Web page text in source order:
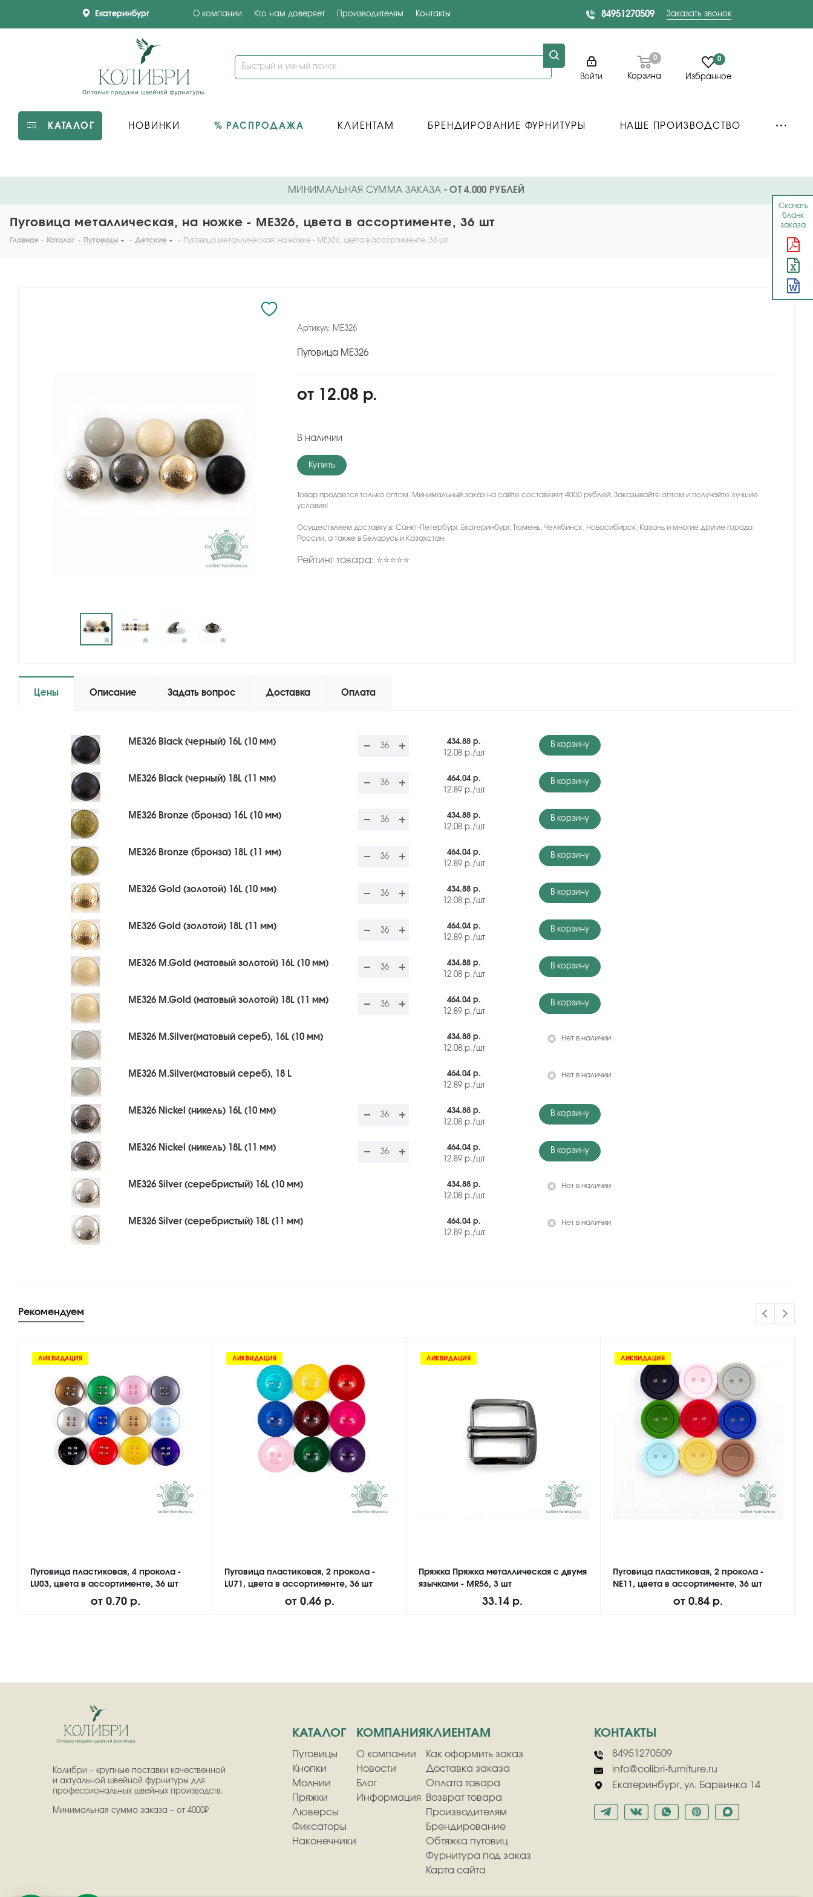
Скачать
бланк
заказа
Екатеринбург О компании Кто нам доверяет Производителям Контакты 84951270509 Заказать звонок
Войти Корзина
0 0
Избранное
КАТАЛОГ НОВИНКИ % РАСПРОДАЖА КЛИЕНТАМ БРЕНДИРОВАНИЕ ФУРНИТУРЫ НАШЕ ПРОИЗВОДСТВО
МИНИМАЛЬНАЯ СУММА ЗАКАЗА - ОТ 4.000 РУБЛЕЙ
Пуговица металлическая, на ножке - ME326, цвета в ассортименте, 36 шт
Главная - Каталог - Пуговицы - Детские - Пуговица металлическая, на ножке - ME326, цвета в ассортименте, 36 шт
Артикул: ME326
Пуговица ME326
от 12.08 р.
В наличии
Купить
Товар продается только оптом. Минимальный заказ на сайте составляет 4000 рублей. Заказывайте оптом и получайте лучшие
условия!
Осуществляем доставку в: Санкт-Петербург, Екатеринбург, Тюмень, Челябинск, Новосибирск, Казань и многие другие города
России, а также в Беларусь и Казахстан.
Рейтинг товара: ⭐⭐⭐⭐⭐
Цены Описание Задать вопрос Доставка Оплата
ME326 Black (черный) 16L (10 мм)
434.88 р.
12.08 р./шт
В корзину
ME326 Black (черный) 18L (11 мм)
464.04 р.
12.89 р./шт
В корзину
ME326 Bronze (бронза) 16L (10 мм)
434.88 р.
12.08 р./шт
В корзину
ME326 Bronze (бронза) 18L (11 мм)
464.04 р.
12.89 р./шт
В корзину
ME326 Gold (золотой) 16L (10 мм)
434.88 р.
12.08 р./шт
В корзину
ME326 Gold (золотой) 18L (11 мм)
464.04 р.
12.89 р./шт
В корзину
ME326 M.Gold (матовый золотой) 16L (10 мм)
434.88 р.
12.08 р./шт
В корзину
ME326 M.Gold (матовый золотой) 18L (11 мм)
464.04 р.
12.89 р./шт
В корзину
ME326 M.Silver(матовый сереб), 16L (10 мм)
434.88 р.
12.08 р./шт
Нет в наличии
ME326 M.Silver(матовый сереб), 18 L
464.04 р.
12.89 р./шт
Нет в наличии
ME326 Nickel (никель) 16L (10 мм)
434.88 р.
12.08 р./шт
В корзину
ME326 Nickel (никель) 18L (11 мм)
464.04 р.
12.89 р./шт
В корзину
ME326 Silver (серебристый) 16L (10 мм)
434.88 р.
12.08 р./шт
Нет в наличии
ME326 Silver (серебристый) 18L (11 мм)
464.04 р.
12.89 р./шт
Нет в наличии
Рекомендуем
ЛИКВИДАЦИЯ
Пуговица пластиковая, 4 прокола -
LU03, цвета в ассортименте, 36 шт
от 0.70 р.
ЛИКВИДАЦИЯ
Пуговица пластиковая, 2 прокола -
LU71, цвета в ассортименте, 36 шт
от 0.46 р.
ЛИКВИДАЦИЯ
Пряжка Пряжка металлическая с двумя
язычками - MR56, 3 шт
33.14 р.
ЛИКВИДАЦИЯ
Пуговица пластиковая, 2 прокола -
NE11, цвета в ассортименте, 36 шт
от 0.84 р.
Колибри – крупные поставки качественной
и актуальной швейной фурнитуры для
профессиональных швейных производств.
Минимальная сумма заказа – от 4000₽
КАТАЛОГ
Пуговицы
Кнопки
Молнии
Пряжки
Люверсы
Фиксаторы
Наконечники
КОМПАНИЯ
О компании
Новости
Блог
Информация
КЛИЕНТАМ
Как оформить заказ
Доставка заказа
Оплата товара
Возврат товара
Производителям
Брендирование
Обтяжка пуговиц
Фурнитура под заказ
Карта сайта
КОНТАКТЫ
84951270509
info@colibri-furniture.ru
Екатеринбург, ул. Барвинка 14